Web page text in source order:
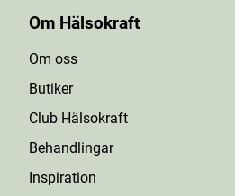
Om Hälsokraft
Om oss
Butiker
Club Hälsokraft
Behandlingar
Inspiration